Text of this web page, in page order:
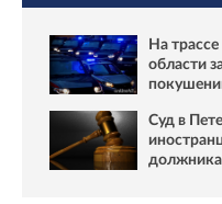
На
области
Суд в
должника